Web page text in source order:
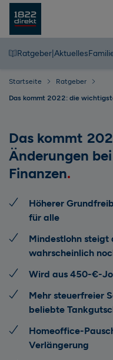
Ratgeber Aktuelles
Startseite
Ratgeber
Das kommt 2022: die
Das kommt
Änderungen
Finanzen
Höherer
für alle
Mindestlohn
wahrscheinlich
Wird aus 450-€-
Mehr steuerfreier
beliebte
Homeoffice-
Verlängerung